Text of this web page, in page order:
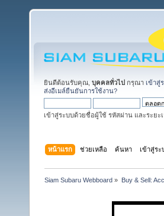
ยินดีต้อนรับคุณ, บุคคลทั่วไป กรุณา เข้าสู่
ส่งอีเมล์ยืนยันการใช้งาน?
เข้าสู่ระบบด้วยชื่อผู้ใช้ รหัสผ่าน และระยะ
หน้าแรก ช่วยเหลือ ค้นหา เข้าสู่ระ
Siam Subaru Webboard » Buy & Sell: